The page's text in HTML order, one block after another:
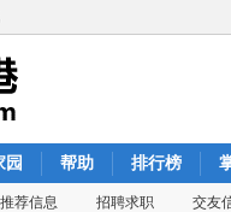
园 帮助 排行榜
推荐信息 招聘求职 交友